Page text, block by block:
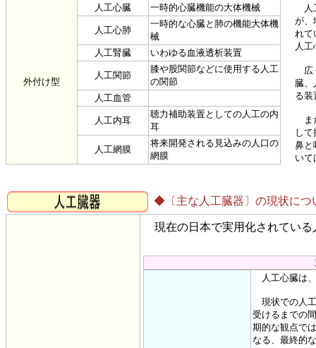
外付け型
人工心臓 一時的心臓機能の大体機械
人工心肺
一時的な心臓と肺の機能大体機
械
人工腎臓
いわゆる血液透析装置
人工関節
膝や股関節などに使用する人工
の関節
人工血管
人工内耳
聴力補助装置としての人工の内
耳
人工網膜
将来開発される見込みの人口の
網膜
人
が、
れて
人
広
臓、
る装
ま
し
鼻と
いて
◆〔主な人工臓器〕の現状につ
現在の日本で実用化されている
人工心臓は
現状での人
受けるまでの
期的な観点で
なる、最終的